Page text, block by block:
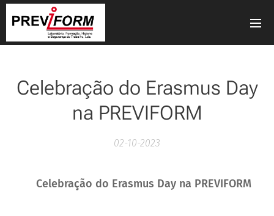
Celebração do Erasmus Day
na PREVIFORM
02-10-2023
Celebração do Erasmus Day na PREVIFORM